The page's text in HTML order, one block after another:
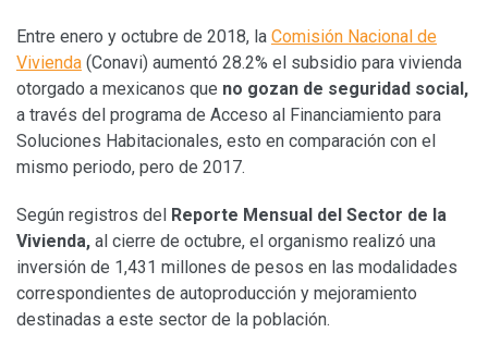
Entre enero y octubre de 2018, la Comisión Nacional de
Vivienda (Conavi) aumentó 28.2% el subsidio para vivienda
otorgado a mexicanos que no gozan de seguridad social,
a través del programa de Acceso al Financiamiento para
Soluciones Habitacionales, esto en comparación con el
mismo periodo, pero de 2017.
Según registros del Reporte Mensual del Sector de la
Vivienda, al cierre de octubre, el organismo realizó una
inversión de 1,431 millones de pesos en las modalidades
correspondientes de autoproducción y mejoramiento
destinadas a este sector de la población.